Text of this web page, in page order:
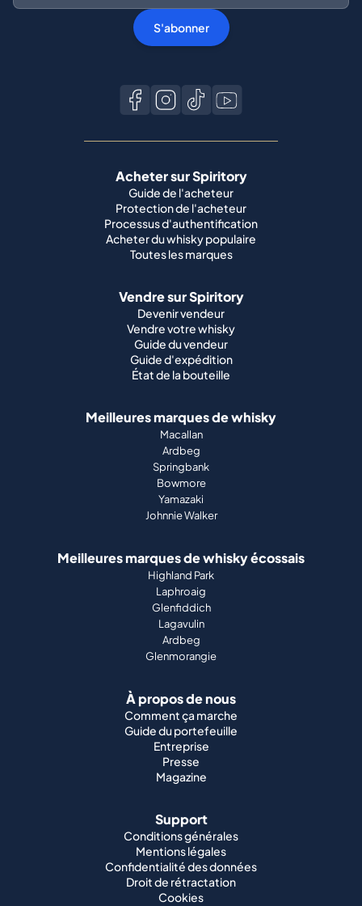
S'abonner
Acheter sur Spiritory
Guide de l'acheteur
Protection de l'acheteur
Processus d'authentification
Acheter du whisky populaire
Toutes les marques
Vendre sur Spiritory
Devenir vendeur
Vendre votre whisky
Guide du vendeur
Guide d'expédition
État de la bouteille
Meilleures marques de whisky
Macallan
Ardbeg
Springbank
Bowmore
Yamazaki
Johnnie Walker
Meilleures marques de whisky écossais
Highland Park
Laphroaig
Glenfiddich
Lagavulin
Ardbeg
Glenmorangie
À propos de nous
Comment ça marche
Guide du portefeuille
Entreprise
Presse
Magazine
Support
Conditions générales
Mentions légales
Confidentialité des données
Droit de rétractation
Cookies